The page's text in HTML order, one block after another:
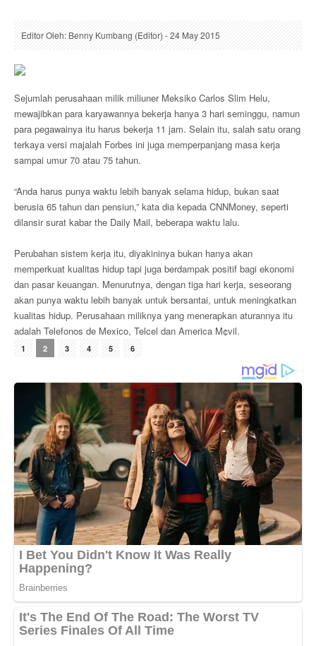
Editor Oleh: Benny Kumbang (Editor) - 24 May 2015
Sejumlah perusahaan milik miliuner Meksiko Carlos Slim Helu,
mewajibkan para karyawannya bekerja hanya 3 hari seminggu, namun
para pegawainya itu harus bekerja 11 jam. Selain itu, salah satu orang
terkaya versi majalah Forbes ini juga memperpanjang masa kerja
sampai umur 70 atau 75 tahun.
“Anda harus punya waktu lebih banyak selama hidup, bukan saat
berusia 65 tahun dan pensiun,” kata dia kepada CNNMoney, seperti
dilansir surat kabar the Daily Mail, beberapa waktu lalu.
Perubahan sistem kerja itu, diyakininya bukan hanya akan
memperkuat kualitas hidup tapi juga berdampak positif bagi ekonomi
dan pasar keuangan. Menurutnya, dengan tiga hari kerja, seseorang
akan punya waktu lebih banyak untuk bersantai, untuk meningkatkan
kualitas hidup. Perusahaan miliknya yang menerapkan aturannya itu
adalah Telefonos de Mexico, Telcel dan America M¢vil.
1 2 3 4 5 6